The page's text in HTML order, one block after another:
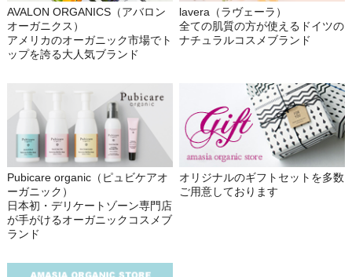
AVALON ORGANICS（アバロン
オーガニクス）
アメリカのオーガニック市場でト
ップを誇る大人気ブランド
lavera（ラヴェーラ）
全ての肌質の方が使えるドイツの
ナチュラルコスメブランド
Pubicare organic（ピュビケアオ
ーガニック）
日本初・デリケートゾーン専門店
が手がけるオーガニックコスメブ
ランド
オリジナルのギフトセットを多数
ご用意しております